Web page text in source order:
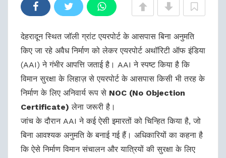
देहरादून स्थित जॉली ग्रांट एयरपोर्ट के आसपास बिना अनुमति
किए जा रहे अवैध निर्माण को लेकर एयरपोर्ट अथॉरिटी ऑफ इंडिया
(AAI) ने गंभीर आपत्ति जताई है। AAI ने स्पष्ट किया है कि
विमान सुरक्षा के लिहाज़ से एयरपोर्ट के आसपास किसी भी तरह के
निर्माण के लिए अनिवार्य रूप से NOC (No Objection
Certificate) लेना जरूरी है।
जांच के दौरान AAI ने कई ऐसी इमारतों को चिन्हित किया है, जो
बिना आवश्यक अनुमति के बनाई गई हैं। अधिकारियों का कहना है
कि ऐसे निर्माण विमान संचालन और यात्रियों की सुरक्षा के लिए